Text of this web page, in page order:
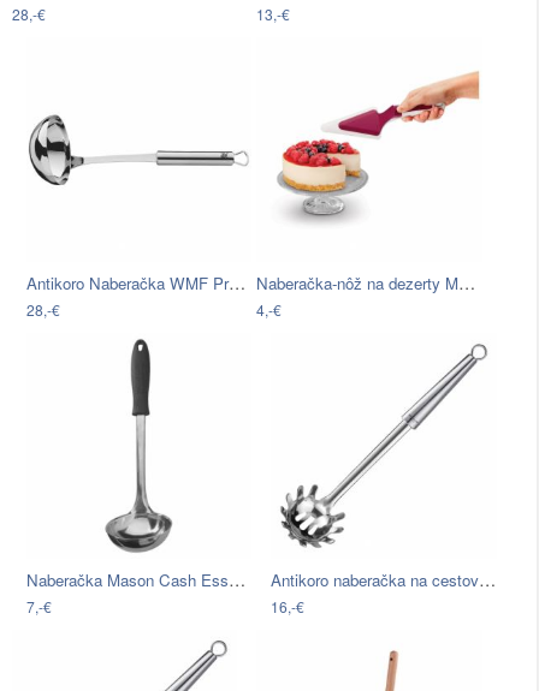
28,-€ 13,-€
Antikoro Naberačka WMF Profi Plus aj
28,-€
Naberačka-nôž na dezerty Metaltex
4,-€
Naberačka Mason Cash Essentials
7,-€
Antikoro naberačka na cestoviny Westmark
16,-€